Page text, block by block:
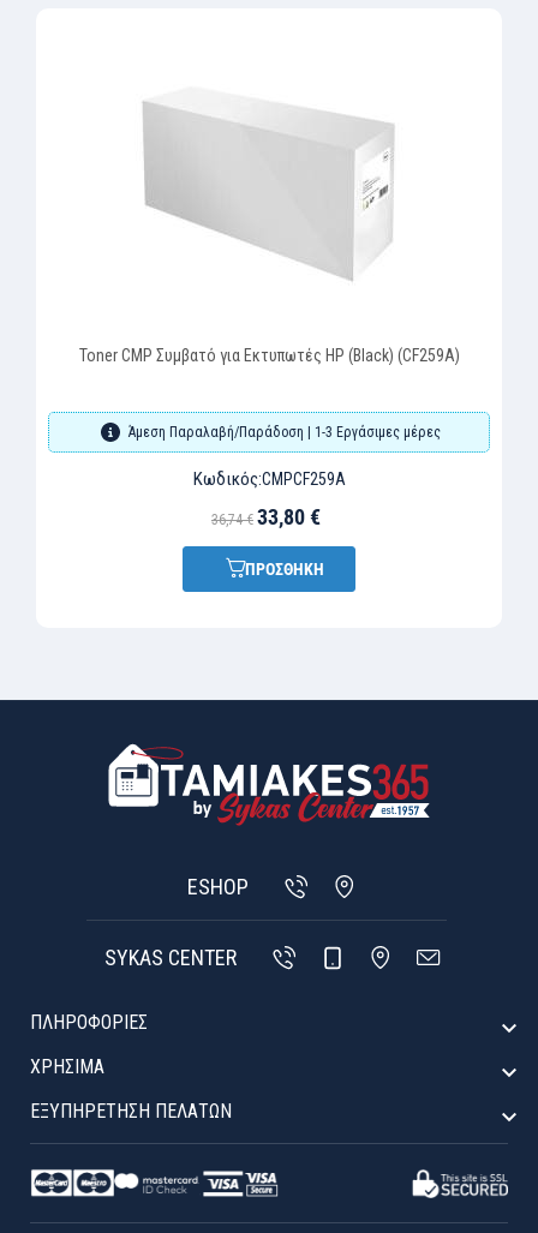
Toner CMP Συμβατό για Εκτυπωτές HP (Black) (CF259A)
Άμεση Παραλαβή/Παράδοση | 1-3 Εργάσιμες μέρες
Κωδικός:CMPCF259A
36,74 € 33,80 €
ΠΡΟΣΘΗΚΗ
ESHOP
SYKAS CENTER
ΠΛΗΡΟΦΟΡΙΕΣ 
ΧΡΉΣΙΜΑ 
ΕΞΥΠΗΡΈΤΗΣΗ ΠΕΛΑΤΏΝ 